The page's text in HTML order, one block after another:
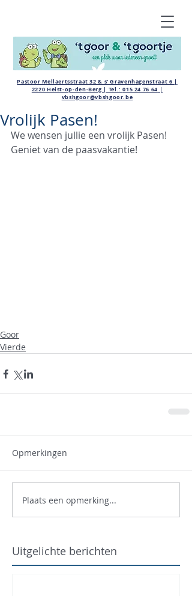
Pastoor Mellaertsstraat 32 & s' Gravenhagenstraat 6 |
2220 Heist-op-den-Berg | Tel.:015 24 76 64 |
vbshgoor@vbshgoor.be
Vrolijk Pasen!
We wensen jullie een vrolijk Pasen!
Geniet van de paasvakantie!
Goor
Vierde
Opmerkingen
Plaats een opmerking...
Uitgelichte berichten